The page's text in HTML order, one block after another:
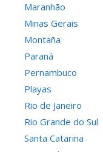
Maranhão
Minas Gerais
Montaña
Paraná
Pernambuco
Playas
Rio de Janeiro
Rio Grande do Sul
Santa Catarina